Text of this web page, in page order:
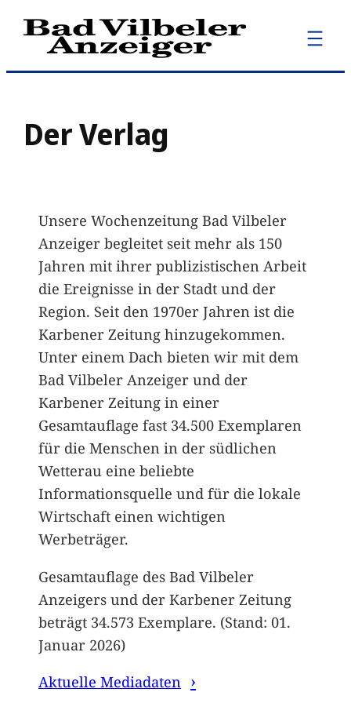
Zum
Inhalt
Der Verlag
Unsere Wochenzeitung Bad Vilbeler
Anzeiger begleitet seit mehr als 150
Jahren mit ihrer publizistischen Arbeit
die Ereignisse in der Stadt und der
Region. Seit den 1970er Jahren ist die
Karbener Zeitung hinzugekommen.
Unter einem Dach bieten wir mit dem
Bad Vilbeler Anzeiger und der
Karbener Zeitung in einer
Gesamtauflage fast 34.500 Exemplaren
für die Menschen in der südlichen
Wetterau eine beliebte
Informationsquelle und für die lokale
Wirtschaft einen wichtigen
Werbeträger.
Gesamtauflage des Bad Vilbeler
Anzeigers und der Karbener Zeitung
beträgt 34.573 Exemplare. (Stand: 01.
Januar 2026)
Aktuelle Mediadaten